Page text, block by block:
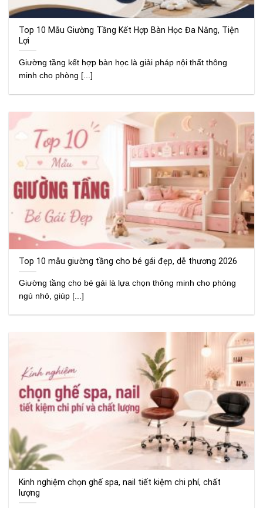
Top 10 Mẫu Giường Tầng Kết Hợp Bàn Học Đa Năng, Tiện
Lợi
Giường tầng kết hợp bàn học là giải pháp nội thất thông
minh cho phòng [...]
Top 10 mẫu giường tầng cho bé gái đẹp, dễ thương 2026
Giường tầng cho bé gái là lựa chọn thông minh cho phòng
ngủ nhỏ, giúp [...]
Kinh nghiệm chọn ghế spa, nail tiết kiệm chi phí, chất
lượng